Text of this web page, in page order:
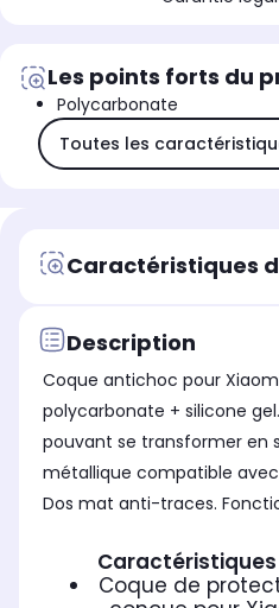
Les points forts du
Polycarbonate
Toutes les
Caractéristiques
Description
Coque antichoc pour
polycarbonate + silicone
pouvant se transformer en
métallique compatible
Dos mat anti-traces.
Coque de